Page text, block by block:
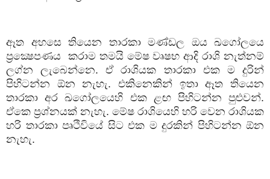
ඈත අහසෙ තියෙන තාරකා මණ්ඩල ඔය ඛගෝලයෙ
ප්‍රක්‍ෂෙපණය කරාම තමයි මේෂ වෘෂභ ආදි රාශි නැත්නම්
ලග්න ලැබෙන්නෙ. ඒ රාශියක තාරකා එක ම දුරින්
පිහිටන්න ඕන නැහැ. එකිනෙකින් ඉතා ඈත තියෙන
තාරකා අර ඛගෝලයෙහි එක ළඟ පිහිටන්න පුළුවන්.
ඒකෙ ප්‍රශ්නයක් නැහැ. මේෂ රාශියෙහි හරි වෙන රාශියක
හරි තාරකා පෘථිවියේ සිට එක ම දුරකින් පිහිටන්න ඕන
නැහැ.